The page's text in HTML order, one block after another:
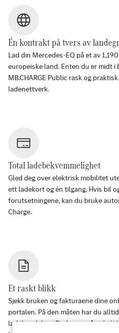
Én kontrakt på tvers av
Lad din Mercedes-EQ på et av
europeiske land. Enten du er midt
MB.CHARGE Public rask og
ladenettverk.
Total ladebekvemmelighet
Gled deg over elektrisk mobilitet
ett ladekort og én tilgang. Hvis bil
forutsetningene, kan du bruke
Charge.
Et raskt blikk
Sjekk bruken og fakturaene dine
portalen. På den måten har du
ladehendelser. Du kan også